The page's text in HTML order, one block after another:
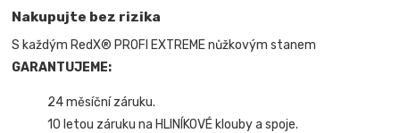
Nakupujte bez rizika
S každým RedX® PROFI EXTREME nůžkovým stanem
GARANTUJEME:
24 měsíční záruku.
10 letou záruku na HLINÍKOVÉ klouby a spoje.